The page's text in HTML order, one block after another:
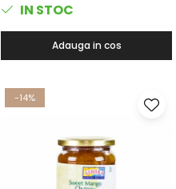
IN STOC
Adauga in cos
-14%